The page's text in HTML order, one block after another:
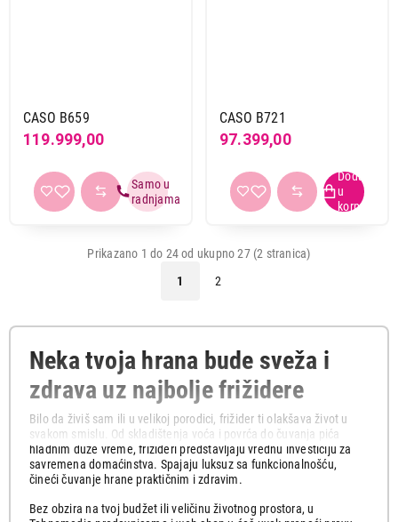
CASO B659
119.999,00
CASO B721
97.399,00
Prikazano 1 do 24 od ukupno 27 (2 stranica)
1
2
Neka tvoja hrana bude sveža i
zdrava uz najbolje frižidere
Bilo da živiš sam ili u velikoj porodici, frižider ti olakšava život u
svakom smislu. Od skladištenja voća i povrća do čuvanja pića
hladnim duže vreme, frižideri predstavljaju vrednu investiciju za
savremena domaćinstva. Spajaju luksuz sa funkcionalnošću,
čineći čuvanje hrane praktičnim i zdravim.
Bez obzira na tvoj budžet ili veličinu životnog prostora, u